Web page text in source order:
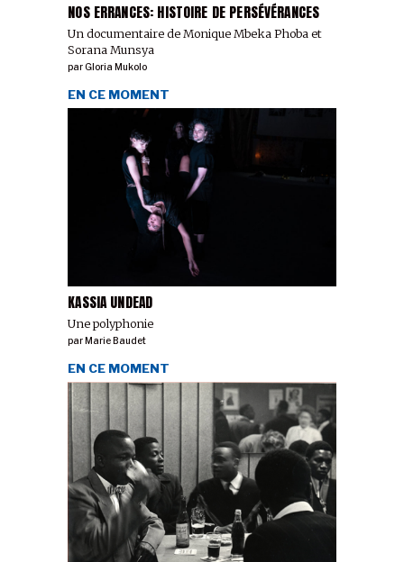
NOS ERRANCES: HISTOIRE DE PERSÉVÉRANCES
Un documentaire de Monique Mbeka Phoba et
Sorana Munsya
parGloria Mukolo
KASSIA UNDEAD
Une polyphonie
EN CE MOMENT
par Marie Baudet
EN CE MOMENT